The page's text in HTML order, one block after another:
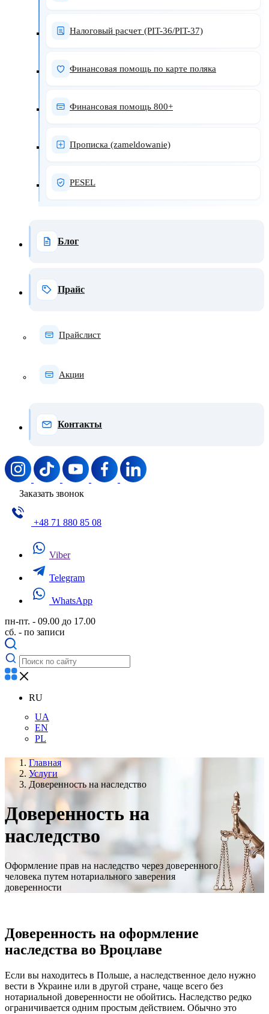
Налоговый расчет (PIT-36/PIT-37)
Финансовая помощь по карте поляка
Финансовая помощь 800+
Прописка (zameldowanie)
PESEL
Блог
Прайс
Прайслист
Акции
Контакты
Заказать звонок
+48 71 880 85 08
Viber
Telegram
WhatsApp
пн-пт. - 09.00 до 17.00
сб. - по записи
RU
UA
EN
PL
Главная
Услуги
Доверенность на наследство
Доверенность на
наследство
Оформление прав на наследство через доверенного
человека путем нотариального заверения
доверенности
Доверенность на оформление
наследства во Вроцлаве
Если вы находитесь в Польше, а наследственное дело нужно
вести в Украине или в другой стране, чаще всего без
нотариальной доверенности не обойтись. Наследство редко
ограничивается одним простым действием. Обычно это